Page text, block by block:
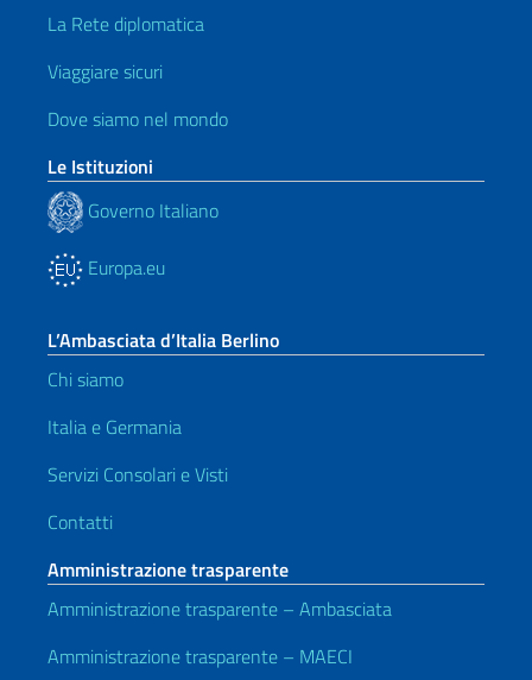
La Rete diplomatica
Viaggiare sicuri
Dove siamo nel mondo
Le Istituzioni
Governo Italiano
Europa.eu
L’Ambasciata d’Italia Berlino
Chi siamo
Italia e Germania
Servizi Consolari e Visti
Contatti
Amministrazione trasparente
Amministrazione trasparente – Ambasciata
Amministrazione trasparente – MAECI